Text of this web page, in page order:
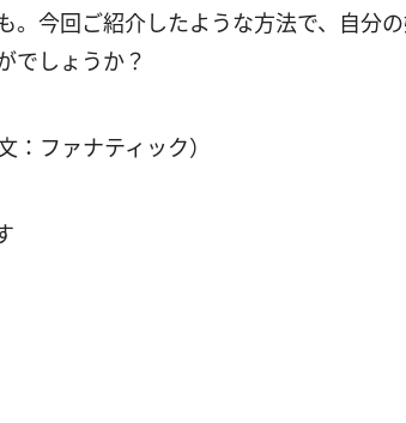
。今回ご紹介したような方法で、自分
でしょうか？
：ファナティック）